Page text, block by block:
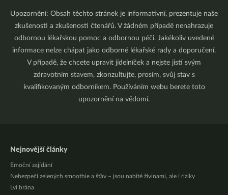
Upozornění: Obsah těchto stránek je informativní, prezentuje naše
zkušenosti a zkušenosti čtenářů. V žádném případě nenahrazuje
odbornou lékařskou pomoc a odbornou péči. Jakékoliv uvedené
informace nelze chápat jako odborné lékařské rady a doporučení.
V případě, že chcete upravit jídelníček a nejste jistí svým
zdravotním stavem, zkonzultujte, prosím, svůj stav s
kvalifikovaným odborníkem. Používáním webu berete toto
upozornění na vědomí.
Nejnovější články
Emoční zajídání
Nebezpečí zelených smoothie a šťáv – jsou nabité živinami, ale i riziky
Lví brána